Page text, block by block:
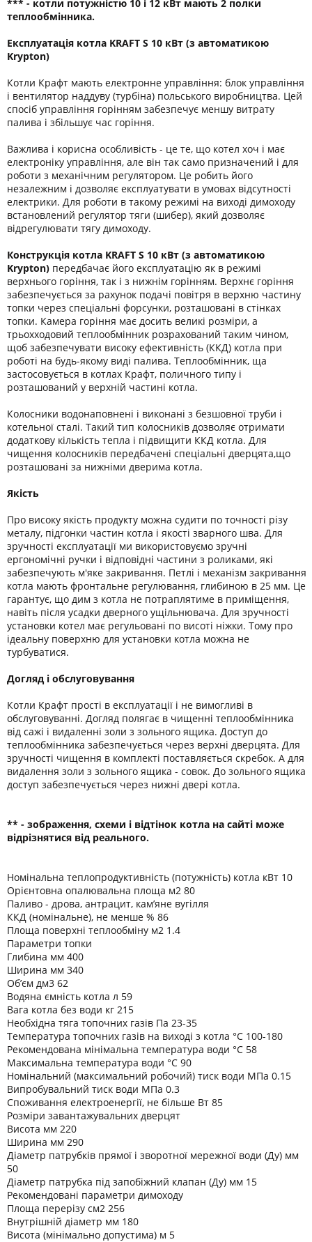
*** - котли потужністю 10 і 12 кВт мають 2 полки
теплообмінника.
Експлуатація котла KRAFT S 10 кВт (з автоматикою
Krypton)
Котли Крафт мають електронне управління: блок управління
і вентилятор наддуву (турбіна) польського виробництва. Цей
спосіб управління горінням забезпечує меншу витрату
палива і збільшує час горіння.
Важлива і корисна особливість - це те, що котел хоч і має
електроніку управління, але він так само призначений і для
роботи з механічним регулятором. Це робить його
незалежним і дозволяє експлуатувати в умовах відсутності
електрики. Для роботи в такому режимі на виході димоходу
встановлений регулятор тяги (шибер), який дозволяє
відрегулювати тягу димоходу.
Конструкція котла KRAFT S 10 кВт (з автоматикою
Krypton) передбачає його експлуатацію як в режимі
верхнього горіння, так і з нижнім горінням. Верхнє горіння
забезпечується за рахунок подачі повітря в верхню частину
топки через спеціальні форсунки, розташовані в стінках
топки. Камера горіння має досить великі розміри, а
трьохходовий теплообмінник розрахований таким чином,
щоб забезпечувати високу ефективність (ККД) котла при
роботі на будь-якому виді палива. Теплообмінник, ща
застосовується в котлах Крафт, поличного типу і
розташований у верхній частині котла.
Колосники водонаповнені і виконані з безшовної труби і
котельної сталі. Такий тип колосників дозволяє отримати
додаткову кількість тепла і підвищити ККД котла. Для
чищення колосників передбачені спеціальні дверцята,що
розташовані за нижніми дверима котла.
Якість
Про високу якість продукту можна судити по точності різу
металу, підгонки частин котла і якості зварного шва. Для
зручності експлуатації ми використовуємо зручні
ергономічні ручки і відповідні частини з роликами, які
забезпечують м'яке закривання. Петлі і механізм закривання
котла мають фронтальне регулювання, глибиною в 25 мм. Це
гарантує, що дим з котла не потраплятиме в приміщення,
навіть після усадки дверного ущільнювача. Для зручності
установки котел має регульовані по висоті ніжки. Тому про
ідеальну поверхню для установки котла можна не
турбуватися.
Догляд і обслуговування
Котли Крафт прості в експлуатації і не вимогливі в
обслуговуванні. Догляд полягає в чищенні теплообмінника
від сажі і видаленні золи з зольного ящика. Доступ до
теплообмінника забезпечується через верхні дверцята. Для
зручності чищення в комплекті поставляється скребок. А для
видалення золи з зольного ящика - совок. До зольного ящика
доступ забезпечується через нижні двері котла.
** - зображення, схеми і відтінок котла на сайті може
відрізнятися від реального.
Номінальна теплопродуктивність (потужність) котла кВт 10
Орієнтовна опалювальна площа м2 80
Паливо - дрова, антрацит, кам’яне вугілля
ККД (номінальне), не менше % 86
Площа поверхні теплообміну м2 1.4
Параметри топки
Глибина мм 400
Ширина мм 340
Об’єм дм3 62
Водяна ємність котла л 59
Вага котла без води кг 215
Необхідна тяга топочних газів Па 23-35
Температура топочних газів на виході з котла °C 100-180
Рекомендована мінімальна температура води °C 58
Максимальна температура води °C 90
Номінальний (максимальний робочий) тиск води МПа 0.15
Випробувальний тиск води МПа 0.3
Споживання електроенергії, не більше Вт 85
Розміри завантажувальних дверцят
Висота мм 220
Ширина мм 290
Діаметр патрубків прямої і зворотної мережної води (Ду) мм
50
Діаметр патрубка під запобіжний клапан (Ду) мм 15
Рекомендовані параметри димоходу
Площа перерізу см2 256
Внутрішній діаметр мм 180
Висота (мінімально допустима) м 5